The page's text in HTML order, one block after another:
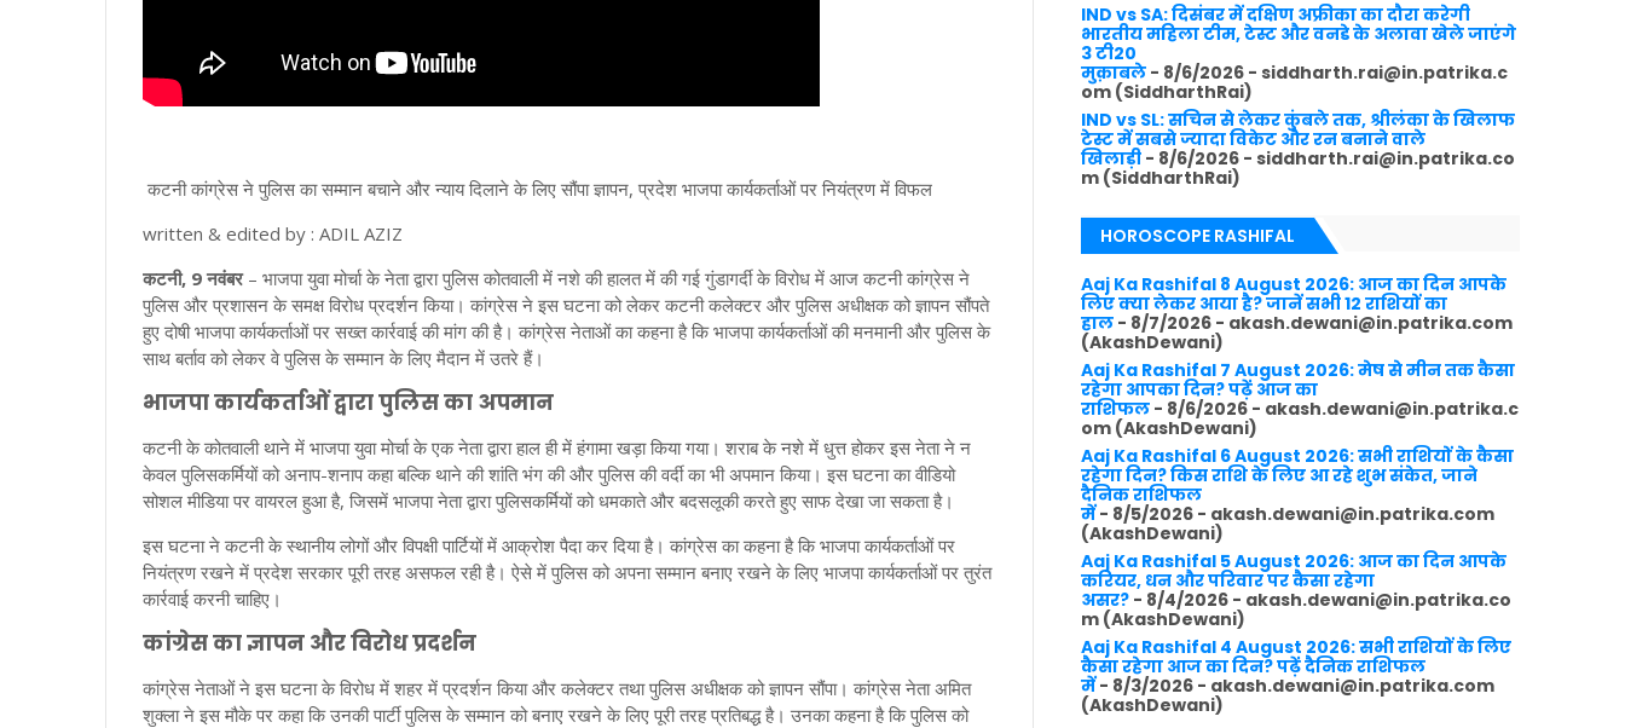
कटनी कांग्रेस ने पुलिस का सम्मान बचाने और न्याय दिलाने के लिए सौंपा ज्ञापन, प्रदेश भाजपा कार्यकर्ताओं पर नियंत्रण में विफल
written & edited by : ADIL AZIZ
कटनी, 9 नवंबर– भाजपा युवा मोर्चा के नेता द्वारा पुलिस कोतवाली में नशे की हालत में की गई गुंडागर्दी के विरोध में आज कटनी कांग्रेस ने
पुलिस और प्रशासन के समक्ष विरोध प्रदर्शन किया। कांग्रेस ने इस घटना को लेकर कटनी कलेक्टर और पुलिस अधीक्षक को ज्ञापन सौंपते
हुए दोषी भाजपा कार्यकर्ताओं पर सख्त कार्रवाई की मांग की है। कांग्रेस नेताओं का कहना है कि भाजपा कार्यकर्ताओं की मनमानी और पुलिस के
साथ बर्ताव को लेकर वे पुलिस के सम्मान के लिए मैदान में उतरे हैं।
भाजपा कार्यकर्ताओं द्वारा पुलिस का अपमान
कटनी के कोतवाली थाने में भाजपा युवा मोर्चा के एक नेता द्वारा हाल ही में हंगामा खड़ा किया गया। शराब के नशे में धुत्त होकर इस नेता ने न
केवल पुलिसकर्मियों को अनाप-शनाप कहा बल्कि थाने की शांति भंग की और पुलिस की वर्दी का भी अपमान किया। इस घटना का वीडियो
सोशल मीडिया पर वायरल हुआ है, जिसमें भाजपा नेता द्वारा पुलिसकर्मियों को धमकाते और बदसलूकी करते हुए साफ देखा जा सकता है।
इस घटना ने कटनी के स्थानीय लोगों और विपक्षी पार्टियों में आक्रोश पैदा कर दिया है। कांग्रेस का कहना है कि भाजपा कार्यकर्ताओं पर
नियंत्रण रखने में प्रदेश सरकार पूरी तरह असफल रही है। ऐसे में पुलिस को अपना सम्मान बनाए रखने के लिए भाजपा कार्यकर्ताओं पर तुरंत
कार्रवाई करनी चाहिए।
कांग्रेस का ज्ञापन और विरोध प्रदर्शन
कांग्रेस नेताओं ने इस घटना के विरोध में शहर में प्रदर्शन किया और कलेक्टर तथा पुलिस अधीक्षक को ज्ञापन सौंपा। कांग्रेस नेता अमित
शुक्ला ने इस मौके पर कहा कि उनकी पार्टी पुलिस के सम्मान को बनाए रखने के लिए पूरी तरह प्रतिबद्ध है। उनका कहना है कि पुलिस को
IND vs SA: दिसंबर में दक्षिण अफ्रीका का दौरा करेगी
भारतीय महिला टीम, टेस्ट और वनडे के अलावा खेले जाएंगे
3 टी20
मुक़ाबले - 8/6/2026 - siddharth.rai@in.patrika.c
om (SiddharthRai)
IND vs SL: सचिन से लेकर कुंबले तक, श्रीलंका के खिलाफ
टेस्ट में सबसे ज्यादा विकेट और रन बनाने वाले
खिलाड़ी - 8/6/2026 - siddharth.rai@in.patrika.co
m (SiddharthRai)
HOROSCOPE RASHIFAL
Aaj Ka Rashifal 8 August 2026: आज का दिन आपके
लिए क्या लेकर आया है? जानें सभी 12 राशियों का
हाल - 8/7/2026 - akash.dewani@in.patrika.com
(AkashDewani)
Aaj Ka Rashifal 7 August 2026: मेष से मीन तक कैसा
रहेगा आपका दिन? पढ़ें आज का
राशिफल - 8/6/2026 - akash.dewani@in.patrika.c
om (AkashDewani)
Aaj Ka Rashifal 6 August 2026: सभी राशियों के कैसा
रहेगा दिन? किस राशि के लिए आ रहे शुभ संकेत, जाने
दैनिक राशिफल
में- 8/5/2026 - akash.dewani@in.patrika.com
(AkashDewani)
Aaj Ka Rashifal 5 August 2026: आज का दिन आपके
करियर, धन और परिवार पर कैसा रहेगा
असर? - 8/4/2026 - akash.dewani@in.patrika.co
m (AkashDewani)
Aaj Ka Rashifal 4 August 2026: सभी राशियों के लिए
कैसा रहेगा आज का दिन? पढ़ें दैनिक राशिफल
में- 8/3/2026 - akash.dewani@in.patrika.com
(AkashDewani)